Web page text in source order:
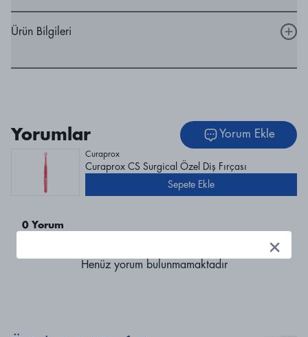
Ürün Bilgileri
Yorumlar Yorum Ekle
Curaprox
Curaprox CS Surgical Özel Diş Fırçası
Sepete Ekle
0 Yorum
Henüz yorum bulunmamaktadır